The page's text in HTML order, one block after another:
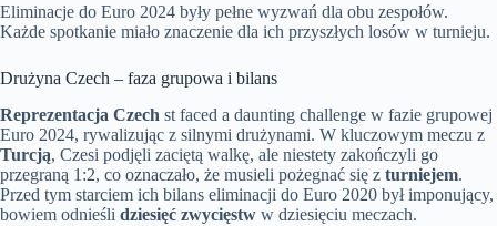
Eliminacje do Euro 2024 były pełne wyzwań dla obu zespołów.
Każde spotkanie miało znaczenie dla ich przyszłych losów w turnieju.
Drużyna Czech – faza grupowa i bilans
Reprezentacja Czech st faced a daunting challenge w fazie grupowej
Euro 2024, rywalizując z silnymi drużynami. W kluczowym meczu z
Turcją, Czesi podjęli zaciętą walkę, ale niestety zakończyli go
przegraną 1:2, co oznaczało, że musieli pożegnać się z turniejem.
Przed tym starciem ich bilans eliminacji do Euro 2020 był imponujący,
bowiem odnieśli dziesięć zwycięstw w dziesięciu meczach.